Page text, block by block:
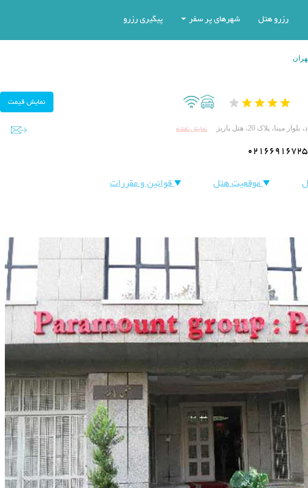
رزرو هتل شهرهای پر سفر پیگیری رزرو
پلاک 20، هتل پاریز نمایش نقشه
موقعیت هتل
قوانین و مقررات